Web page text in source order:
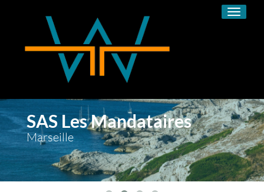
Toggle
SAS Les Mandataires
Marseille